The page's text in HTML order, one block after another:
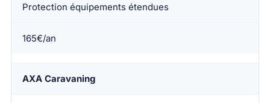
Protection équipements étendues
165€/an
AXA Caravaning